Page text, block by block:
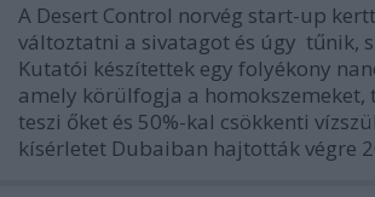
A Desert Control norvég start-up
változtatni a sivatagot és úgy tűnik,
Kutatói készítettek egy folyékony
amely körülfogja a homokszemeket,
teszi őket és 50%-kal csökkenti
kísérletet Dubaiban hajtották végre